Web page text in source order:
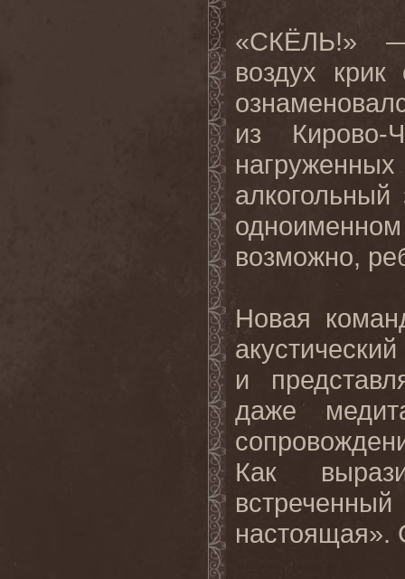
«CКЁЛЬ!»
воздух
из Кирово-
возможно,
Новая
и
даже
Как
настоящая».